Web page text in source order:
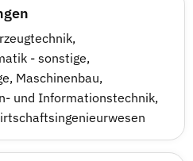
,
- sonstige,
, Maschinenbau,
und Informationstechnik,